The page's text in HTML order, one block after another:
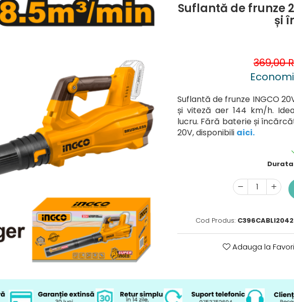
Suflantă de frunze
și
369,00
Suflantă de frunze INGCO
și viteză aer 144 km/h.
lucru. Fără baterie și
20V, disponibili aici.
Cod Produs:
Adauga la